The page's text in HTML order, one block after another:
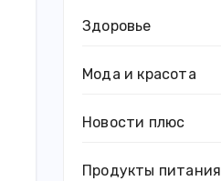
Здоровье
Мода и красота
Новости плюс
Продукты питания